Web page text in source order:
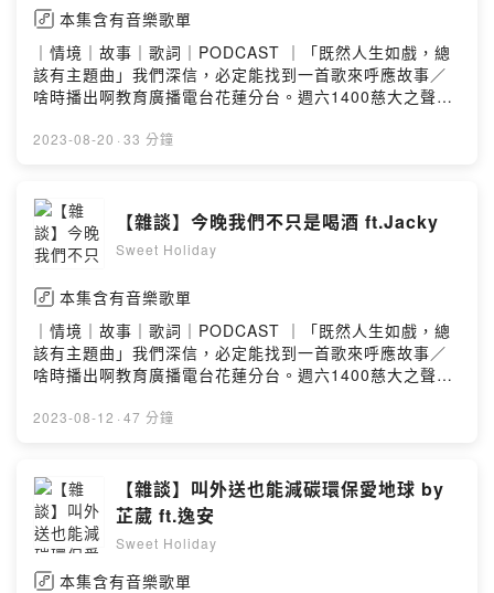
本集含有音樂歌單
｜情境｜故事｜歌詞｜PODCAST ｜「既然人生如戲，總
該有主題曲」我們深信，必定能找到一首歌來呼應故事／
啥時播出啊教育廣播電台花蓮分台。週六1400慈大之聲。
你們FB.IG 搜尋 Sweet Holiday 2022另外也可以透過
https://open.firstory.me/join/sweet-holidayPowered
by Firstory Hosting
2023-08-20 · 33 分鐘
【雜談】今晚我們不只是喝酒 ft.Jacky
Sweet Holiday
本集含有音樂歌單
｜情境｜故事｜歌詞｜PODCAST ｜「既然人生如戲，總
該有主題曲」我們深信，必定能找到一首歌來呼應故事／
啥時播出啊教育廣播電台花蓮分台。週六1400慈大之聲。
你們FB.IG 搜尋 Sweet Holiday 2022另外也可以透過
https://open.firstory.me/join/sweet-holidayPowered
by Firstory Hosting
2023-08-12 · 47 分鐘
【雜談】叫外送也能減碳環保愛地球 by
芷葳 ft.逸安
Sweet Holiday
本集含有音樂歌單